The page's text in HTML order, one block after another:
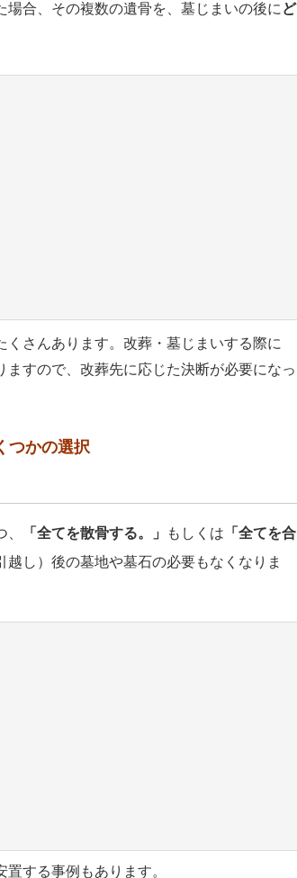
合、その複数の遺骨を、墓じまいの後に ど
くさんあります。改葬・墓じまいする際に
すので、改葬先に応じた決断が必要になっ
つかの選択
「全てを散骨する。」 もしくは 「全てを合
し）後の墓地や墓石の必要もなくなりま
する事例もあります。